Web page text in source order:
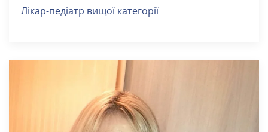
Лікар-педіатр вищої категорії